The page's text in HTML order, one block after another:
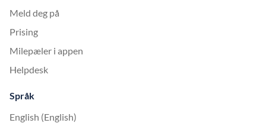
Meld deg på
Prising
Milepæler i appen
Helpdesk
Språk
English (English)